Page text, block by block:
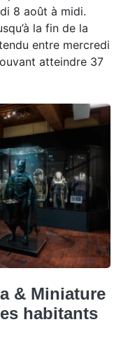
8 août à midi.
la fin de la
entre mercredi
atteindre 37
& Miniature
habitants